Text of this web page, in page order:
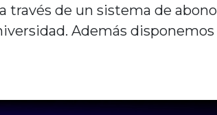
través de un sistema de
Además